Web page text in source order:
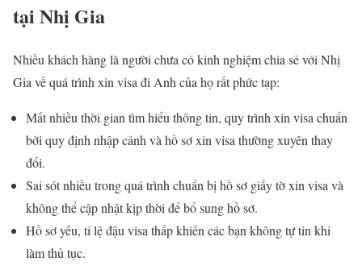
tại Nhị Gia
Nhiều khách hàng là người chưa có kinh nghiệm chia sẻ với Nhị
Gia về quá trình xin visa đi Anh của họ rất phức tạp:
Mất nhiều thời gian tìm hiểu thông tin, quy trình xin visa chuẩn
bởi quy định nhập cảnh và hồ sơ xin visa thường xuyên thay
đổi.
Sai sót nhiều trong quá trình chuẩn bị hồ sơ giấy tờ xin visa và
không thể cập nhật kịp thời để bổ sung hồ sơ.
Hồ sơ yếu, tỉ lệ đậu visa thấp khiến các bạn không tự tin khi
làm thủ tục.